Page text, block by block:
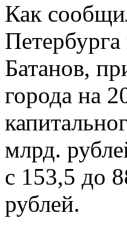
Как
Батанов,
города на
млрд.
с 153,5 до
рублей.